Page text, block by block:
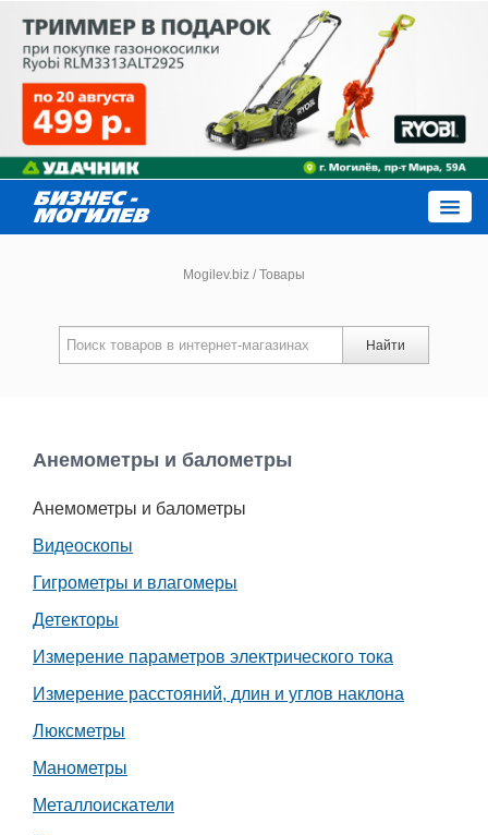
Новости компаний
Каталог
Работа
Объявления
Погода
Mogilev.biz /Товары
Найти
Анемометры и балометры
Анемометры и балометры
Видеоскопы
Гигрометры и влагомеры
Детекторы
Измерение параметров электрического тока
Измерение расстояний, длин и углов наклона
Люксметры
Манометры
Металлоискатели